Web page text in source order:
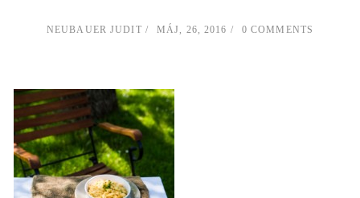
NEUBAUER JUDIT MÁJ, 26, 2016 0 COMMENTS